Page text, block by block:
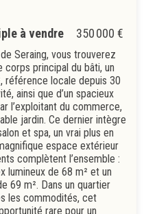
350 000 €
à vendre
Seraing, vous trouverez
principal du bâti, un
référence locale depuis 30
ainsi que d’un spacieux
l’exploitant du commerce,
jardin. Ce dernier intègre
et spa, un vrai plus en
espace extérieur
complètent l’ensemble :
lumineux de 68 m² et un
69 m². Dans un quartier
les commodités, cet
rare pour un